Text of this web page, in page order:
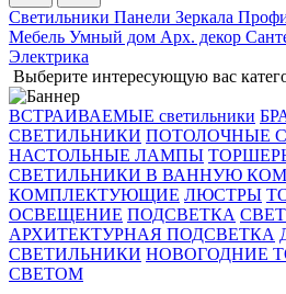
Светильники Панели Зеркала
Мебель Умный дом Арх. декор
Электрика
Выберите интересующую вас
ВСТРАИВАЕМЫЕ светильники
СВЕТИЛЬНИКИ ПОТОЛОЧНЫЕ
НАСТОЛЬНЫЕ ЛАМПЫ
СВЕТИЛЬНИКИ В ВАННУЮ
КОМПЛЕКТУЮЩИЕ ЛЮСТРЫ
ОСВЕЩЕНИЕ ПОДСВЕТКА
АРХИТЕКТУРНАЯ ПОДСВЕТКА
СВЕТИЛЬНИКИ НОВОГОДНИЕ
СВЕТОМ